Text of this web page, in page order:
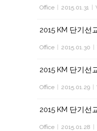
Office 2015.01.31
2015 KM 단기선
Office 2015.01.30
2015 KM 단기선
Office 2015.01.29
2015 KM 단기선
Office 2015.01.28